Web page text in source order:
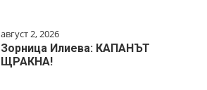
август 2, 2026
Зорница Илиева: КАПАНЪТ
ЩРАКНА!